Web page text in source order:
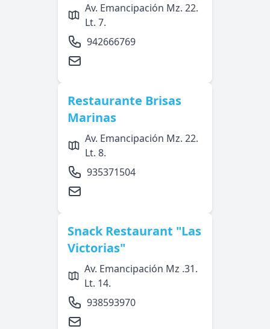
Av. Emancipación Mz. 22.
Lt. 7.
942666769
Restaurante Brisas
Marinas
Av. Emancipación Mz. 22.
Lt. 8.
935371504
Snack Restaurant "Las
Victorias"
Av. Emancipación Mz .31.
Lt. 14.
938593970